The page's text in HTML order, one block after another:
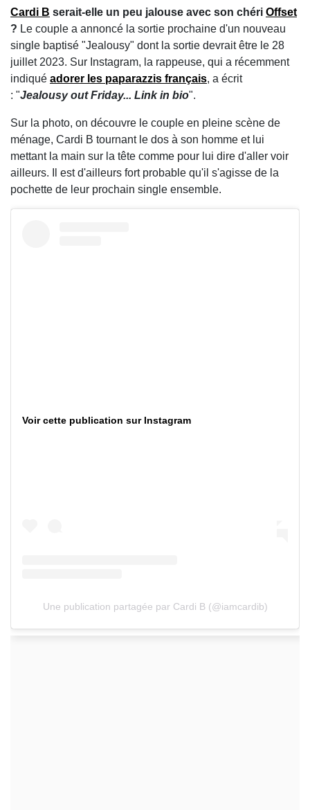
Cardi B serait-elle un peu jalouse avec son chéri Offset
? Le couple a annoncé la sortie prochaine d'un nouveau
single baptisé "Jealousy" dont la sortie devrait être le 28
juillet 2023. Sur Instagram, la rappeuse, qui a récemment
indiqué adorer les paparazzis français, a écrit
: "Jealousy out Friday... Link in bio".
Sur la photo, on découvre le couple en pleine scène de
ménage, Cardi B tournant le dos à son homme et lui
mettant la main sur la tête comme pour lui dire d'aller voir
ailleurs. Il est d'ailleurs fort probable qu'il s'agisse de la
pochette de leur prochain single ensemble.
Voir cette publication sur Instagram
Une publication partagée par Cardi B (@iamcardib)